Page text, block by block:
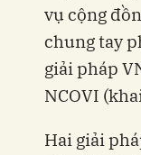
vụ cộng
chung tay
giải pháp
NCOVI
Hai giải